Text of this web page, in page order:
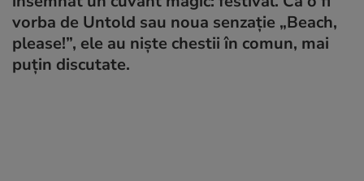
vorba de Untold sau noua senzație „Beach,
please!”, ele au niște chestii în comun, mai
puțin discutate.